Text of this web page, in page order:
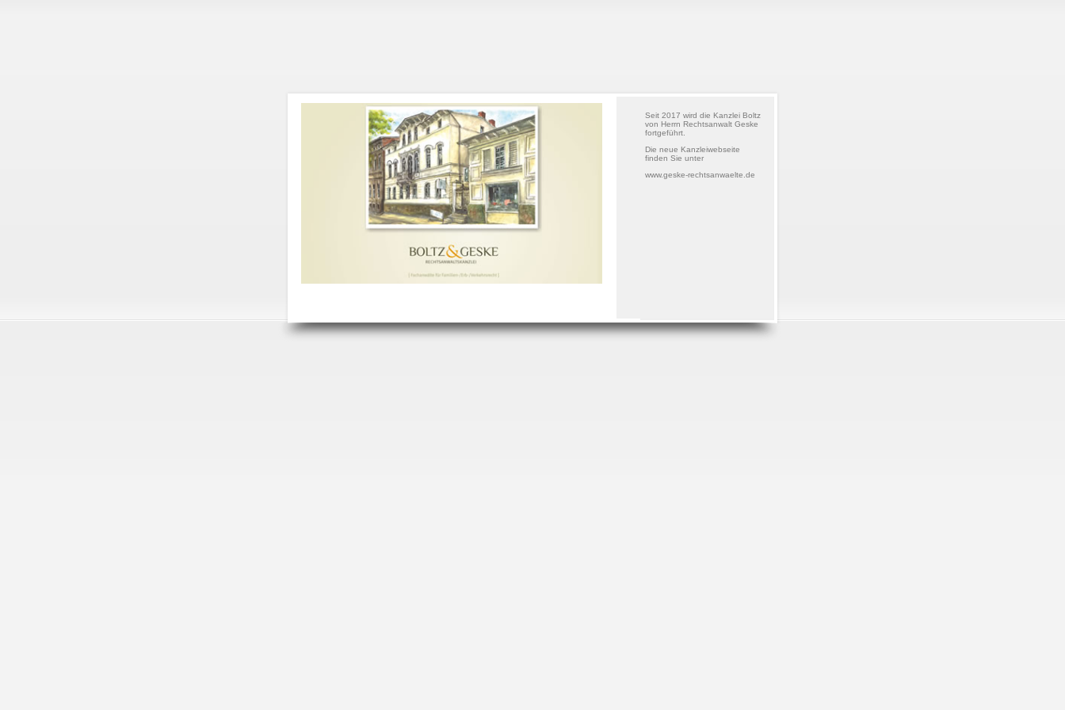
Seit 2017 wird die Kanzlei Boltz
von Herrn Rechtsanwalt Geske
fortgeführt.
Die neue Kanzleiwebseite
finden Sie unter
www.geske-rechtsanwaelte.de